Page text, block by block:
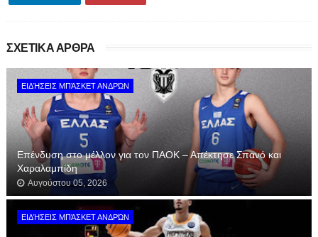
ΣΧΕΤΙΚΑ ΑΡΘΡΑ
ΕΙΔΉΣΕΙΣ ΜΠΆΣΚΕΤ ΑΝΔΡΏΝ
Επένδυση στο μέλλον για τον ΠΑΟΚ – Απέκτησε Σπανό και
Χαραλαμπίδη
Αυγούστου 05, 2026
ΕΙΔΉΣΕΙΣ ΜΠΆΣΚΕΤ ΑΝΔΡΏΝ